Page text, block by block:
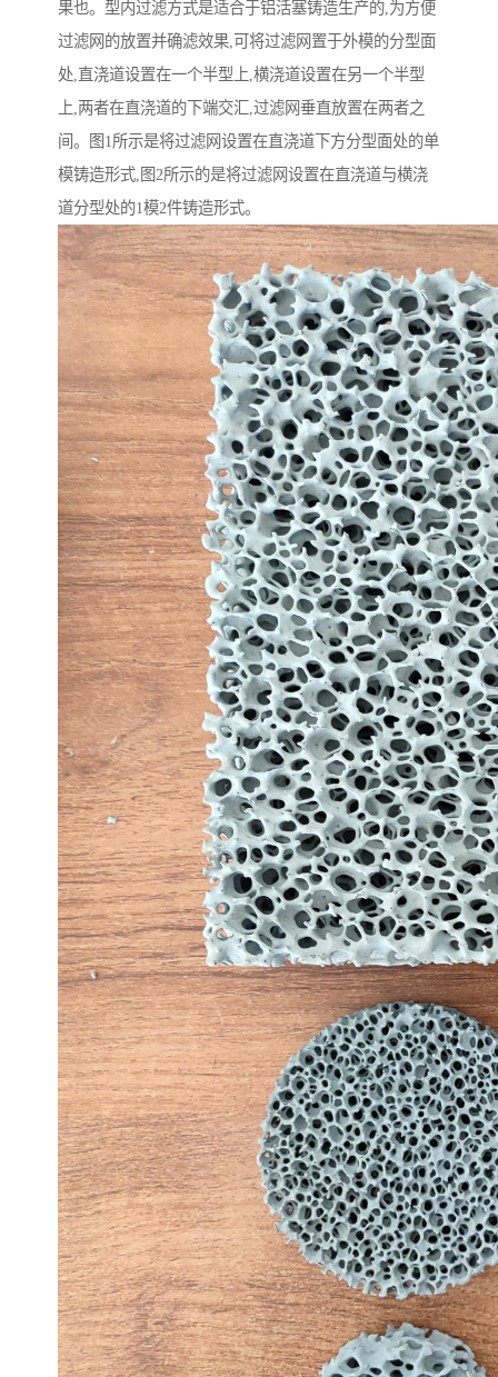
果也。型内过滤方式是适合于铝活塞铸造生产的,为方便
过滤网的放置并确滤效果,可将过滤网置于外模的分型面
处,直浇道设置在一个半型上,横浇道设置在另一个半型
上,两者在直浇道的下端交汇,过滤网垂直放置在两者之
间。图1所示是将过滤网设置在直浇道下方分型面处的单
模铸造形式,图2所示的是将过滤网设置在直浇道与横浇
道分型处的1模2件铸造形式。